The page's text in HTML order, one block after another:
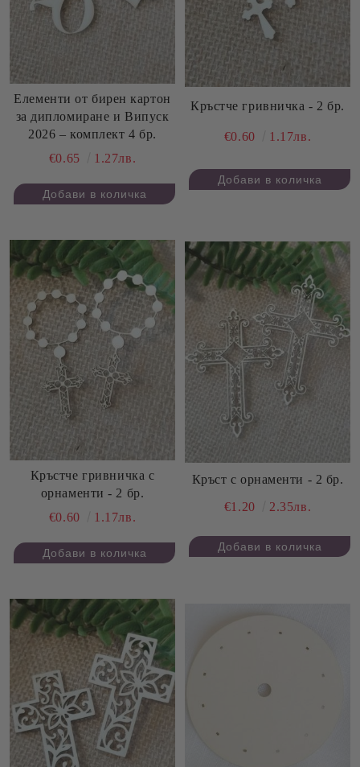
Елементи от бирен картон
за дипломиране и Випуск
2026 – комплект 4 бр.
€0.65
1.27лв.
Кръстче гривничка - 2 бр.
€0.60 1.17лв.
Кръстче гривничка с
орнаменти - 2 бр.
€0.60
1.17лв.
Кръст с орнаменти - 2 бр.
€1.20 2.35лв.